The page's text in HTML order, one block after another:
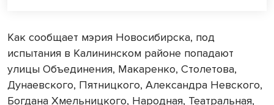
Как сообщает мэрия Новосибирска, под
испытания в Калининском районе попадают
улицы Объединения, Макаренко, Столетова,
Дунаевского, Пятницкого, Александра Невского,
Богдана Хмельницкого, Народная, Театральная,